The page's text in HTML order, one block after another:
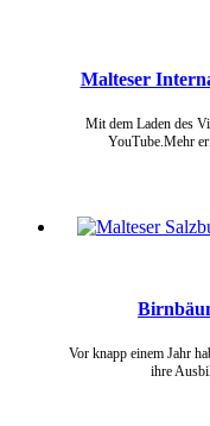
Malteser
Mit dem Laden des
YouTube.Mehr
Vor knapp einem Jahr
ihre